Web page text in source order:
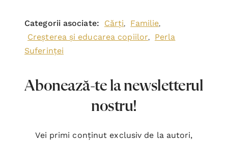
Categorii asociate: Cărți, Familie,
Creșterea și educarea copiilor,
Perla
Suferinței
Abonează-te la newsletterul
nostru!
Vei primi conținut exclusiv de la autori,